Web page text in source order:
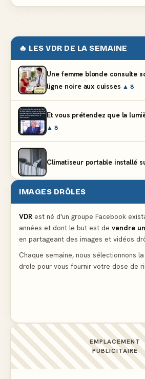
🔥 LES VDR DE LA SEMAINE
Une femme blonde consulte
ligne noire aux cuisses ▲ 8
Et vous prétendez que la
▲ 8
Climatiseur portable installé
Partager l'addition alors que
Le mendiant revient avec un
IMAGES DRÔLES
VDR est né d'un groupe Facebook
années et dont le but est de vendre
en partageant des images et vidéos
Chaque semaine, nous sélectionnons
drole pour vous fournir votre dose de
EMPLACEMENT
PUBLICITAIRE